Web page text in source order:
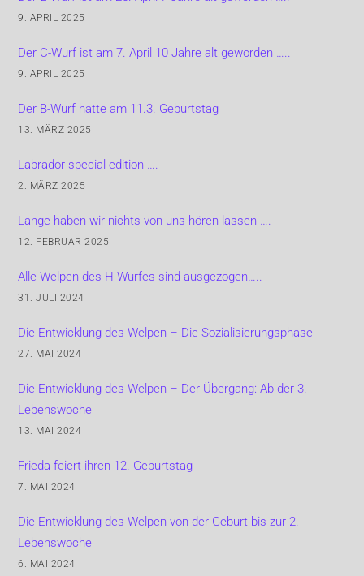
9. APRIL 2025
Der C-Wurf ist am 7. April 10 Jahre alt geworden …..
9. APRIL 2025
Der B-Wurf hatte am 11.3. Geburtstag
13. MÄRZ 2025
Labrador special edition ….
2. MÄRZ 2025
Lange haben wir nichts von uns hören lassen ….
12. FEBRUAR 2025
Alle Welpen des H-Wurfes sind ausgezogen…..
31. JULI 2024
Die Entwicklung des Welpen – Die Sozialisierungsphase
27. MAI 2024
Die Entwicklung des Welpen – Der Übergang: Ab der 3.
Lebenswoche
13. MAI 2024
Frieda feiert ihren 12. Geburtstag
7. MAI 2024
Die Entwicklung des Welpen von der Geburt bis zur 2.
Lebenswoche
6. MAI 2024